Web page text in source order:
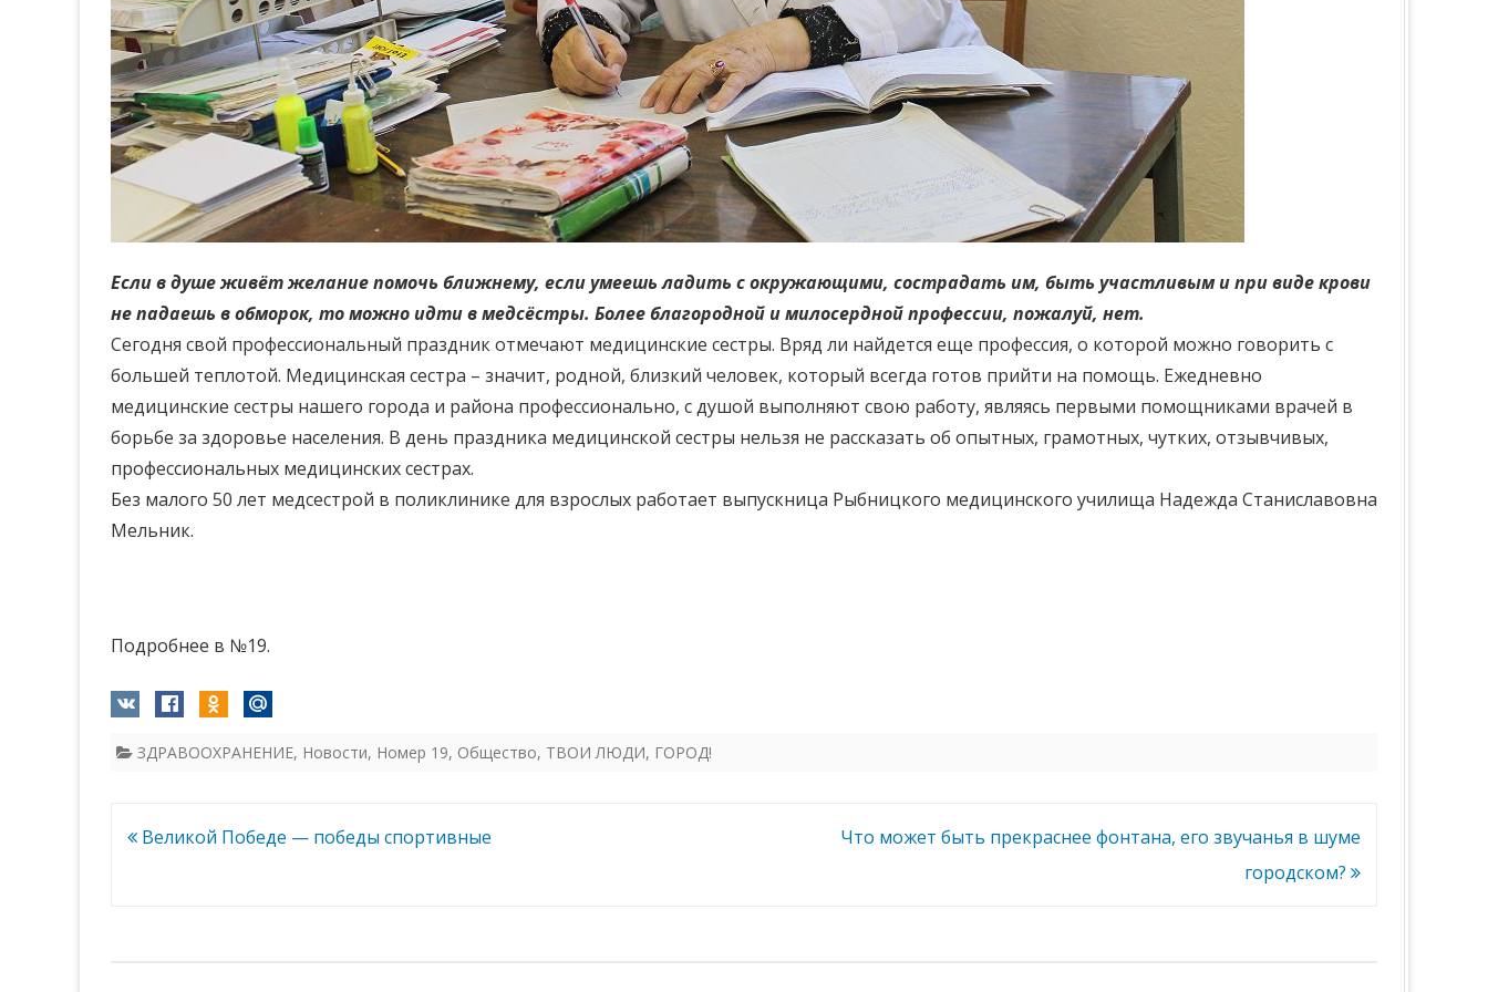
Если в душе живёт желание помочь ближнему, если умеешь ладить с окружающими, сострадать им, быть участливым и при виде крови
не падаешь в обморок, то можно идти в медсёстры. Более благородной и милосердной профессии, пожалуй, нет.
Сегодня свой профессиональный праздник отмечают медицинские сестры. Вряд ли найдется еще профессия, о которой можно говорить с
большей теплотой. Медицинская сестра – значит, родной, близкий человек, который всегда готов прийти на помощь. Ежедневно
медицинские сестры нашего города и района профессионально, с душой выполняют свою работу, являясь первыми помощниками врачей в
борьбе за здоровье населения. В день праздника медицинской сестры нельзя не рассказать об опытных, грамотных, чутких, отзывчивых,
профессиональных медицинских сестрах.
Без малого 50 лет медсестрой в поликлинике для взрослых работает выпускница Рыбницкого медицинского училища Надежда Станиславовна
Мельник.
Подробнее в №19.
ЗДРАВООХРАНЕНИЕ, Новости, Номер 19, Общество, ТВОИ ЛЮДИ, ГОРОД!
Навигация
Великой Победе — победы спортивные
Что может быть прекраснее фонтана, его звучанья в шуме
городском?